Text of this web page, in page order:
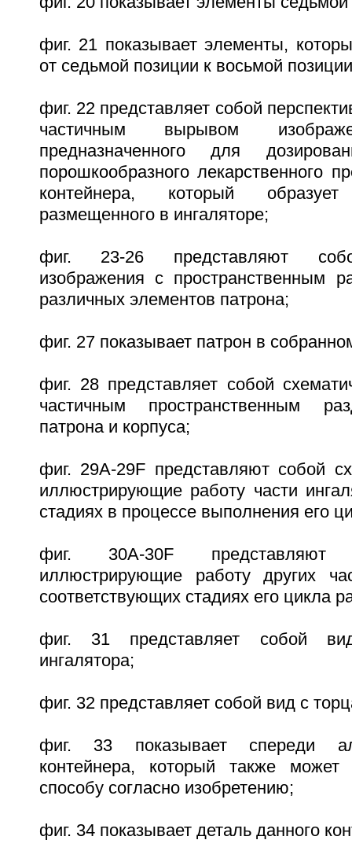
фиг. 21 показывает элементы,
от седьмой позиции к восьмой
фиг. 22 представляет собой
частичным вырывом
предназначенного для
порошкообразного лекарственного
контейнера, который
размещенного в ингаляторе;
фиг. 23-26 представляют
изображения с пространственным
различных элементов патрона;
фиг. 27 показывает патрон в
фиг. 28 представляет собой
частичным пространственным
патрона и корпуса;
фиг. 29A-29F представляют собой
иллюстрирующие работу части
стадиях в процессе выполнения его
фиг. 30A-30F представляют
иллюстрирующие работу других
соответствующих стадиях его цикла
фиг. 31 представляет собой
ингалятора;
фиг. 32 представляет собой вид с
фиг. 33 показывает спереди
контейнера, который также
способу согласно изобретению;
фиг. 34 показывает деталь данного